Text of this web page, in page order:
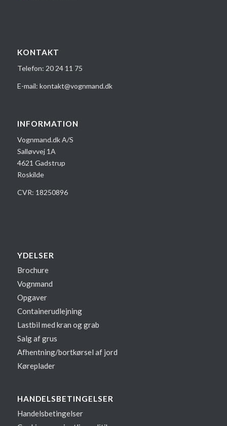
KONTAKT
Telefon: 20 24 1​1 75
E-mail: kontakt@vognmand.dk
INFORMATION
Vognmand.dk A/S
Salløvvej 1A
4621 Gadstrup
Roskilde
CVR: 18250896
YDELSER
Brochure
Vognmand
Opgaver
Containerudlejning
Lastbil med kran og grab
Salg af grus
Afhentning/bortkørsel af jord
Køreplader
HANDELSBETINGELSER
Handelsbetingelser